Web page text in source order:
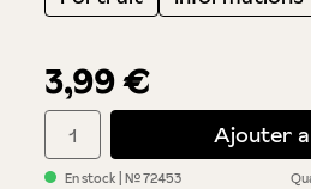
3,99 €
En stock | №72453
Quantité de produit : Entrez la
Ajouter